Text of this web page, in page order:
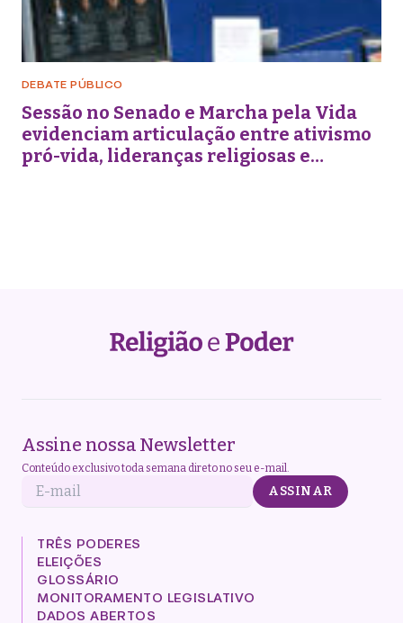
DEBATE PÚBLICO
Sessão no Senado e Marcha pela Vida
evidenciam articulação entre ativismo
pró-vida, lideranças religiosas e
Assine nossa Newsletter
Conteúdo exclusivo toda semana direto no seu e-mail.
E-mail ASSINAR
TRÊS PODERES
ELEIÇÕES
GLOSSÁRIO
MONITORAMENTO LEGISLATIVO
DADOS ABERTOS